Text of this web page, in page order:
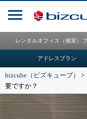
レンタルオフィス（個室）
アドレスプラン
bizcube（ビズキューブ） >
要ですか？